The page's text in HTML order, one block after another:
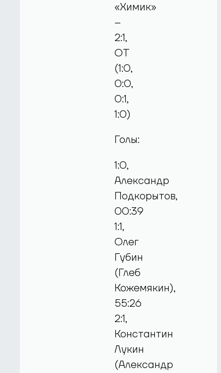
«Химик»
–
2:1,
ОТ
(1:0,
0:0,
0:1,
1:0)
Голы:
1:0,
Александр
Подкорытов,
00:39
1:1,
Олег
Губин
(Глеб
Кожемякин),
55:26
2:1,
Константин
Лукин
(Александр